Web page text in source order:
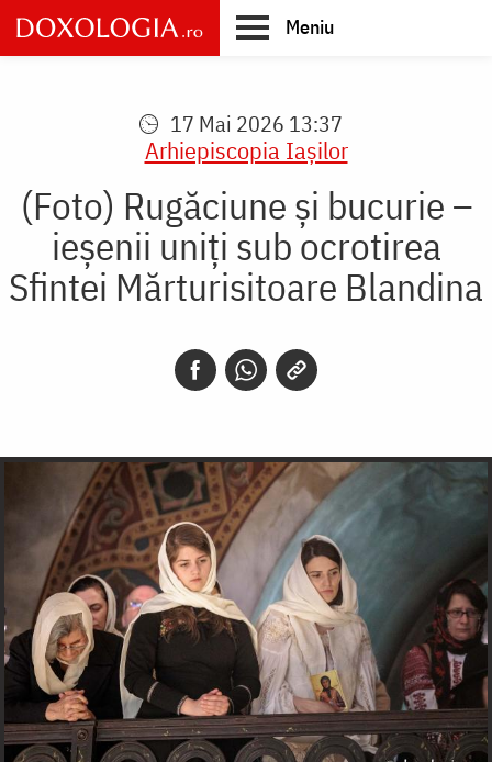
Skip
to
main
Meniu
17 Mai 2026 13:37
Arhiepiscopia Iaşilor
(Foto) Rugăciune și bucurie –
ieșenii uniți sub ocrotirea
Sfintei Mărturisitoare Blandina